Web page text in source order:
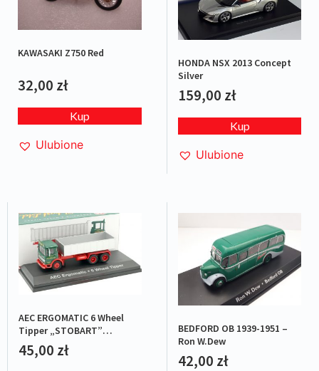
KAWASAKI Z750 Red
32,00 zł
Kup
Ulubione
HONDA NSX 2013 Concept
Silver
159,00 zł
Kup
Ulubione
AEC ERGOMATIC 6 Wheel
Tipper „STOBART”
Green/Red
45,00 zł
BEDFORD OB 1939-1951 –
Ron W.Dew
42,00 zł